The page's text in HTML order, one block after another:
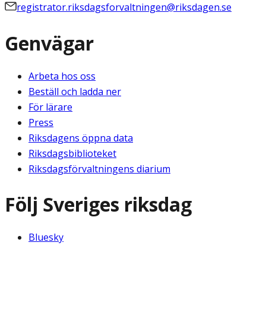
registrator.riksdagsforvaltningen@riksdagen.se
Genvägar
Arbeta hos oss
Beställ och ladda ner
För lärare
Press
Riksdagens öppna data
Riksdagsbiblioteket
Riksdagsförvaltningens diarium
Följ Sveriges riksdag
Bluesky